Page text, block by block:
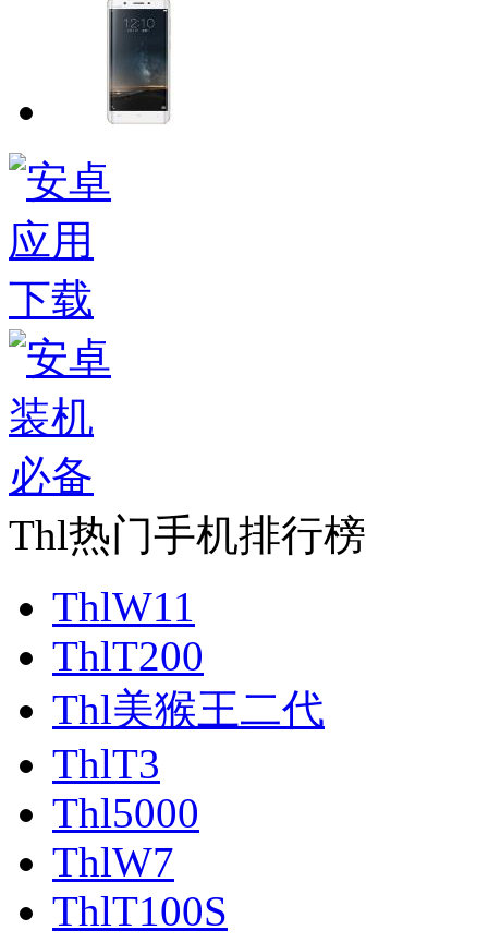
Thl热门手机排行榜
ThlW11
ThlT200
Thl美猴王二代
ThlT3
Thl5000
ThlW7
ThlT100S